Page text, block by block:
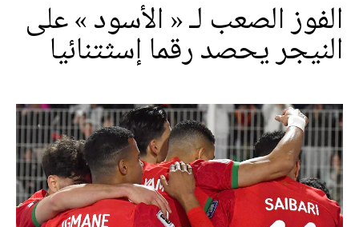
الفوز الصعب لـ « الأسود » على
النيجر يحصد رقما إسثتنائيا